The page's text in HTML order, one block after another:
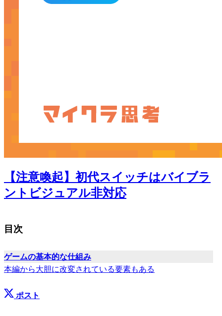
【注意喚起】初代スイッチはバイブラ
ントビジュアル非対応
目次
ゲームの基本的な仕組み
本編から大胆に改変されている要素もある
ポスト